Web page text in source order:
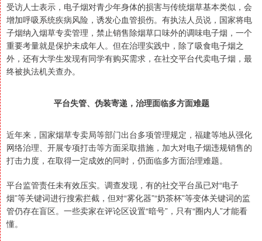
受访人士表示，电子烟对青少年身体的损害与传统烟草基本类似，会
增加呼吸系统疾病风险，诱发心血管损伤。有执法人员说，国家将电
子烟纳入烟草专卖管理，禁止销售除烟草口味外的调味电子烟，一个
重要考量就是保护未成年人。但在治理实践中，除了吸食电子烟之
外，还有大学生发现有同学有购买需求，在社交平台代卖电子烟，最
终被执法机关查办。
平台失管、伪装寄递，治理面临多方面难题
近年来，国家烟草专卖局等部门出台多项管理规定，福建等地从强化
网络治理、开展专项打击等方面采取措施，加大对电子烟违规销售的
打击力度，在取得一定成效的同时，仍面临多方面治理难题。
平台监管责任未有效压实。调查发现，有的社交平台虽已对“电子
烟”等关键词进行搜索拦截，但对“雾化器”“奶茶杯”等变体关键词的监
管仍存在盲区。一些卖家在评论区设置“暗号”，只有“圈内人”才能看
懂。